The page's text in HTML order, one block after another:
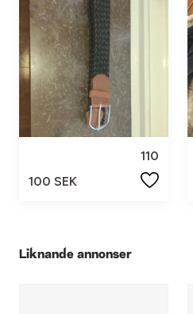
110
100 SEK
Liknande annonser